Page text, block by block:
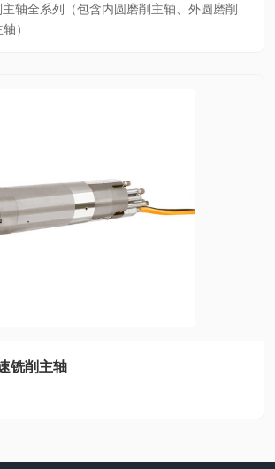
轴全系列（包含内圆磨削主轴、外圆磨削
）
铣削主轴